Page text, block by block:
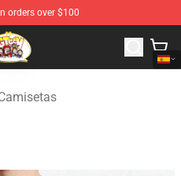
orders over $100
Merchandise Shop